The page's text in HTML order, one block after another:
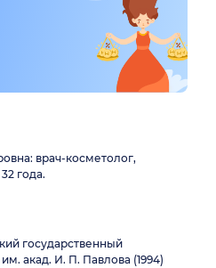
врач-косметолог,
года.
государственный
акад. И. П. Павлова (1994)